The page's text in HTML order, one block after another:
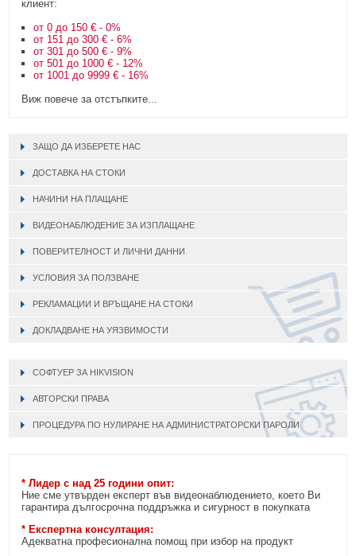
клиент:
от 0 до 150 € - 0%
от 151 до 300 € - 6%
от 301 до 500 € - 9%
от 501 до 1000 € - 12%
от 1001 до 9999 € - 16%
Виж повече за отстъпките...
ЗАЩО ДА ИЗБЕРЕТЕ НАС
ДОСТАВКА НА СТОКИ
НАЧИНИ НА ПЛАЩАНЕ
ВИДЕОНАБЛЮДЕНИЕ ЗА ИЗПЛАЩАНЕ
ПОВЕРИТЕЛНОСТ И ЛИЧНИ ДАННИ
УСЛОВИЯ ЗА ПОЛЗВАНЕ
РЕКЛАМАЦИИ И ВРЪЩАНЕ НА СТОКИ
ДОКЛАДВАНЕ НА УЯЗВИМОСТИ
СОФТУЕР ЗА HIKVISION
АВТОРСКИ ПРАВА
ПРОЦЕДУРА ПО НУЛИРАНЕ НА АДМИНИСТРАТОРСКИ ПАРОЛИ
* Лидер с над 25 години опит:
Ние сме утвърден експерт във видеонаблюдението, което Ви
гарантира дългосрочна поддръжка и сигурност в покупката
* Експертна консултация:
Адекватна професионална помощ при избор на продукт